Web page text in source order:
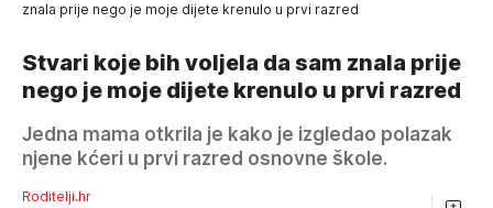
znala prije nego je moje dijete krenulo u prvi razred
Stvari koje bih voljela da sam znala prije
nego je moje dijete krenulo u prvi razred
Jedna mama otkrila je kako je izgledao polazak
njene kćeri u prvi razred osnovne škole.
Roditelji.hr